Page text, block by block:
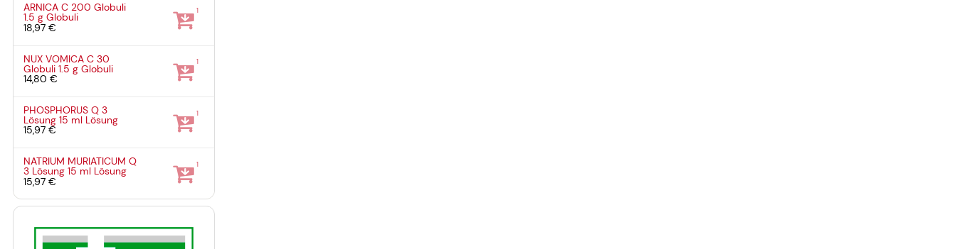
ARNICA C 200 Globuli
1.5 gGlobuli
18,97 €
1
NUX VOMICA C 30
Globuli1.5 gGlobuli
14,80 €
1
PHOSPHORUS Q 3
Lösung15 ml Lösung
15,97 €
1
NATRIUM MURIATICUM Q
3 Lösung15 ml Lösung
15,97 €
1